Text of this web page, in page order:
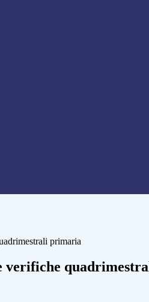
primaria
verifiche